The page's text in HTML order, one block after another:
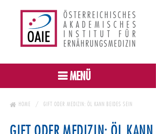
MENÜ
HOME GIFT ODER MEDIZIN: ÖL KANN BEIDES SEIN